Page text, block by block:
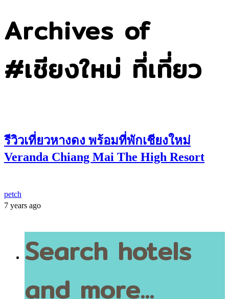
Archives of
#เชียงใหม่ ที่เที่ยว
รีวิวเที่ยวหางดง พร้อมที่พักเชียงใหม่
Veranda Chiang Mai The High Resort
petch
7 years ago
Search hotels
and more...